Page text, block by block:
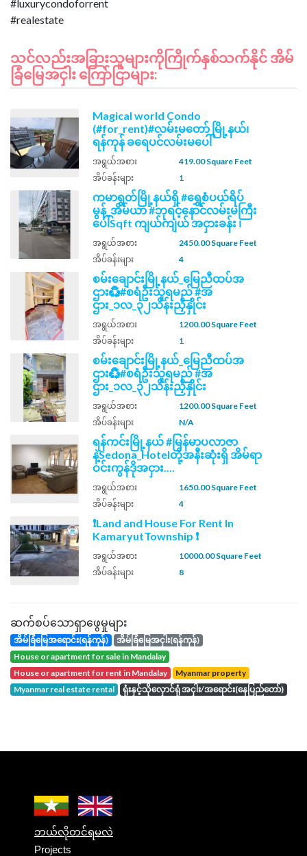
#luxurycondoforrent
သင်လည်းအခြားသူများကိုကြိုက်နှစ်သက်နိုင် အိမ်
ခြံမြေအငှါး ကြော်ငြာများ:
Magical world Condo
(#for_rent)#လမ်းမတော် မြို့နယ်၊
ရန်ကုန် ခရေပင်လမ်းမပေါ်
အရွယ်အစား
419.00 Square Feet
အိပ်ခန်းများ
1
ကမာရွတ်မြို့နယ်ရှိ #ရွှေစံပယ်ရိပ်
မွန်_အိမ်ယာ #ဘုရင့်နောင်လမ်းမကြီး
ပေါ်Sqft ကျယ်ကျယ် အငှားခန်း ၊
အရွယ်အစား
2450.00 Square Feet
အိပ်ခန်းများ
4
စမ်းချောင်းမြို့နယ်_မြေညီထပ်အ
ဌား♻️#စရံဦးသူရမည် #အ
ဌား_၁လ_၃၂သိန်းညှိနှိုင်း
အရွယ်အစား
1200.00 Square Feet
အိပ်ခန်းများ
1
စမ်းချောင်းမြို့နယ်_မြေညီထပ်အ
ဌား♻️#စရံဦးသူရမည် #အ
ဌား_၁လ_၃၂သိန်းညှိနှိုင်း
အရွယ်အစား
1200.00 Square Feet
အိပ်ခန်းများ
N/A
ရန်ကင်းမြို့နယ် #မြန်မာပလာဇာ
နဲ့Sedona_Hotelတို့အနီးဆုံးရှိ အိမ်ရာ
ဝင်းကွန်ဒိုအငှား....
အရွယ်အစား
1650.00 Square Feet
အိပ်ခန်းများ
4
❗Land and House For Rent In
KamaryutTownship ❗
အရွယ်အစား
10000.00 Square Feet
အိပ်ခန်းများ
8
ဆက်စပ်သောရှာဖွေမှုများ
အိမ်ခြံမြေအရောင်း(ရန်ကုန်)
အိမ်ခြံမြေအငှါး(ရန်ကုန်)
house or apartment for sale in Mandalay
house or apartment for rent in Mandalay
Myanmar property
Myanmar real estate rental
ရုံးနှင့်သိုလှောင်ရုံ အငှါး/အရောင်း(နေပြည်တော်)
ဘယ်လိုတင်ရမလဲ
Projects